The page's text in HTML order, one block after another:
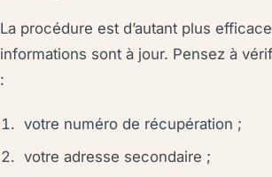
La procédure est d’autant plus
informations sont à jour. Pensez à
:
votre numéro de récupération ;
votre adresse secondaire ;